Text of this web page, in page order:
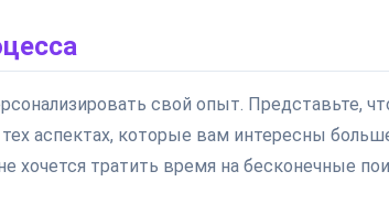
свой опыт. Представьте,
аспектах, которые вам интересны
хочется тратить время на бесконечные